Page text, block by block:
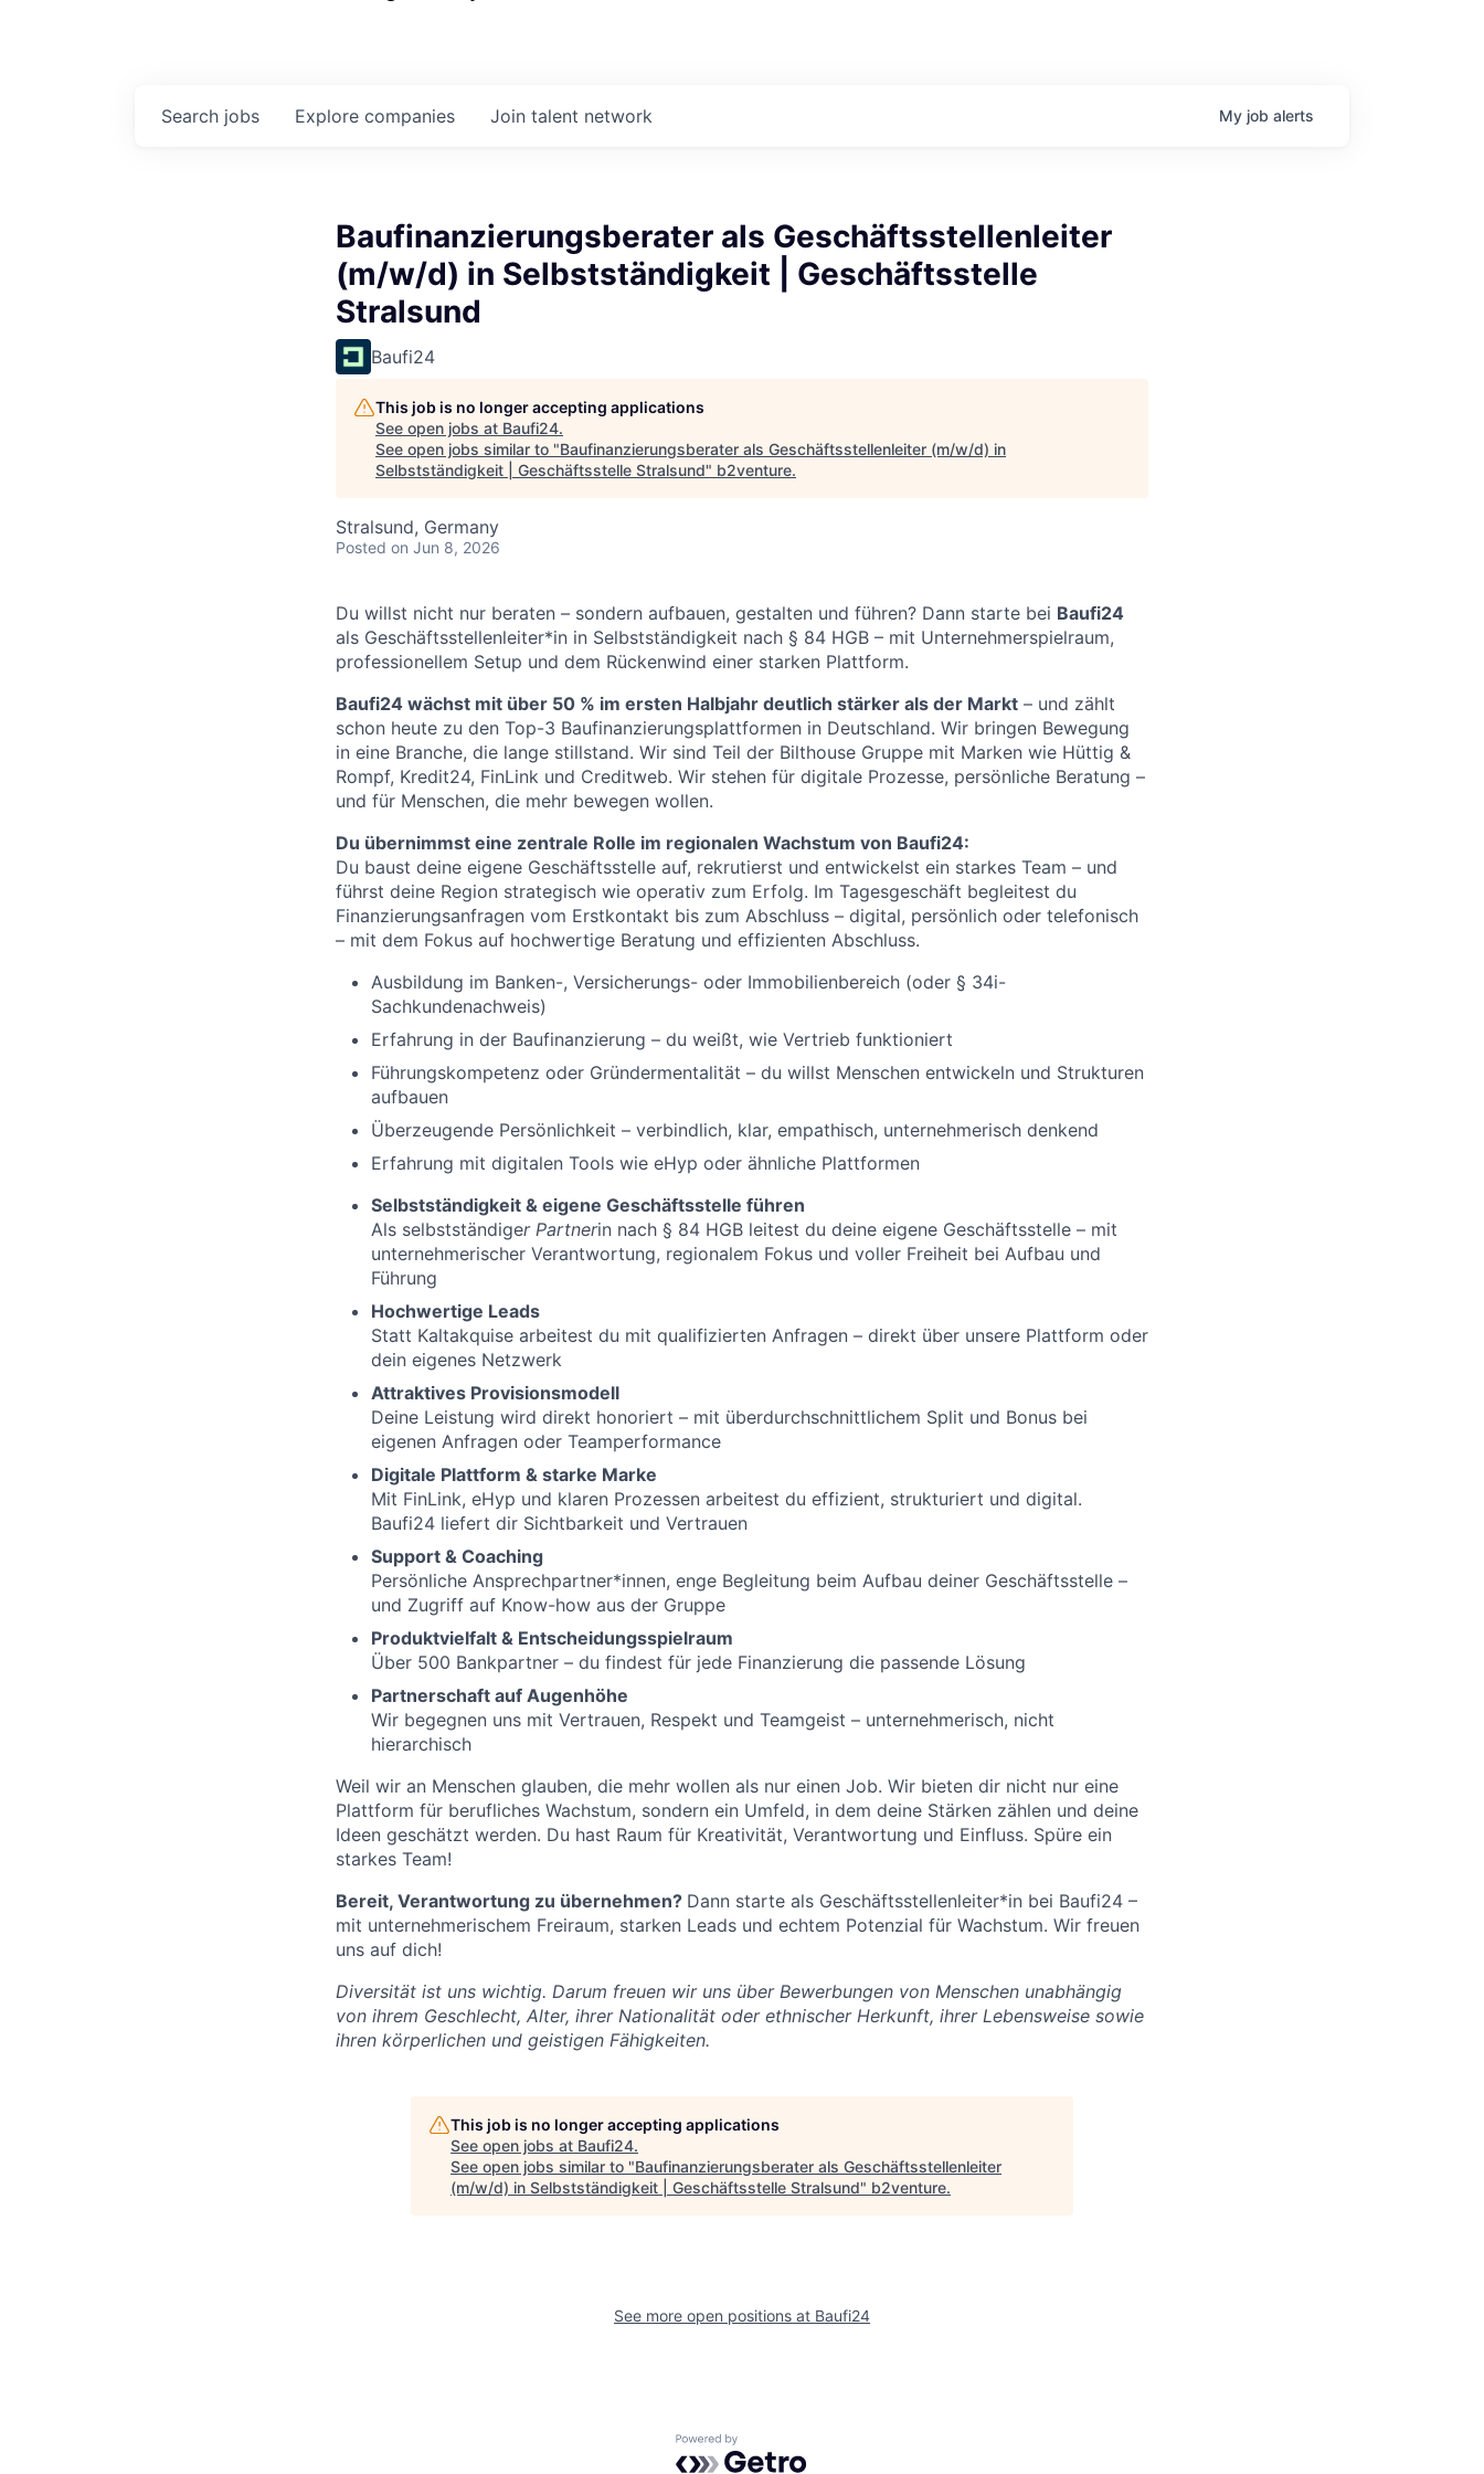
Search jobs Explore companies Join talent network My job alerts
Baufinanzierungsberater als Geschäftsstellenleiter
(m/w/d) in Selbstständigkeit | Geschäftsstelle
Stralsund
Baufi24
This job is no longer accepting applications
See open jobs at Baufi24.
See open jobs similar to "Baufinanzierungsberater als Geschäftsstellenleiter (m/w/d) in
Selbstständigkeit | Geschäftsstelle Stralsund" b2venture.
Stralsund, Germany
Posted on Jun 8, 2026
Du willst nicht nur beraten – sondern aufbauen, gestalten und führen? Dann starte bei Baufi24
als Geschäftsstellenleiter*in in Selbstständigkeit nach § 84 HGB – mit Unternehmerspielraum,
professionellem Setup und dem Rückenwind einer starken Plattform.
Baufi24 wächst mit über 50 % im ersten Halbjahr deutlich stärker als der Markt – und zählt
schon heute zu den Top-3 Baufinanzierungsplattformen in Deutschland. Wir bringen Bewegung
in eine Branche, die lange stillstand. Wir sind Teil der Bilthouse Gruppe mit Marken wie Hüttig &
Rompf, Kredit24, FinLink und Creditweb. Wir stehen für digitale Prozesse, persönliche Beratung –
und für Menschen, die mehr bewegen wollen.
Du übernimmst eine zentrale Rolle im regionalen Wachstum von Baufi24:
Du baust deine eigene Geschäftsstelle auf, rekrutierst und entwickelst ein starkes Team – und
führst deine Region strategisch wie operativ zum Erfolg. Im Tagesgeschäft begleitest du
Finanzierungsanfragen vom Erstkontakt bis zum Abschluss – digital, persönlich oder telefonisch
– mit dem Fokus auf hochwertige Beratung und effizienten Abschluss.
Ausbildung im Banken-, Versicherungs- oder Immobilienbereich (oder § 34i-
Sachkundenachweis)
Erfahrung in der Baufinanzierung – du weißt, wie Vertrieb funktioniert
Führungskompetenz oder Gründermentalität – du willst Menschen entwickeln und Strukturen
aufbauen
Überzeugende Persönlichkeit – verbindlich, klar, empathisch, unternehmerisch denkend
Erfahrung mit digitalen Tools wie eHyp oder ähnliche Plattformen
Selbstständigkeit & eigene Geschäftsstelle führen
Als selbstständiger Partnerin nach § 84 HGB leitest du deine eigene Geschäftsstelle – mit
unternehmerischer Verantwortung, regionalem Fokus und voller Freiheit bei Aufbau und
Führung
Hochwertige Leads
Statt Kaltakquise arbeitest du mit qualifizierten Anfragen – direkt über unsere Plattform oder
dein eigenes Netzwerk
Attraktives Provisionsmodell
Deine Leistung wird direkt honoriert – mit überdurchschnittlichem Split und Bonus bei
eigenen Anfragen oder Teamperformance
Digitale Plattform & starke Marke
Mit FinLink, eHyp und klaren Prozessen arbeitest du effizient, strukturiert und digital.
Baufi24 liefert dir Sichtbarkeit und Vertrauen
Support & Coaching
Persönliche Ansprechpartner*innen, enge Begleitung beim Aufbau deiner Geschäftsstelle –
und Zugriff auf Know-how aus der Gruppe
Produktvielfalt & Entscheidungsspielraum
Über 500 Bankpartner – du findest für jede Finanzierung die passende Lösung
Partnerschaft auf Augenhöhe
Wir begegnen uns mit Vertrauen, Respekt und Teamgeist – unternehmerisch, nicht
hierarchisch
Weil wir an Menschen glauben, die mehr wollen als nur einen Job. Wir bieten dir nicht nur eine
Plattform für berufliches Wachstum, sondern ein Umfeld, in dem deine Stärken zählen und deine
Ideen geschätzt werden. Du hast Raum für Kreativität, Verantwortung und Einfluss. Spüre ein
starkes Team!
Bereit, Verantwortung zu übernehmen? Dann starte als Geschäftsstellenleiter*in bei Baufi24 –
mit unternehmerischem Freiraum, starken Leads und echtem Potenzial für Wachstum. Wir freuen
uns auf dich!
Diversität ist uns wichtig. Darum freuen wir uns über Bewerbungen von Menschen unabhängig
von ihrem Geschlecht, Alter, ihrer Nationalität oder ethnischer Herkunft, ihrer Lebensweise sowie
ihren körperlichen und geistigen Fähigkeiten.
This job is no longer accepting applications
See open jobs at Baufi24.
See open jobs similar to "Baufinanzierungsberater als Geschäftsstellenleiter
(m/w/d) in Selbstständigkeit | Geschäftsstelle Stralsund" b2venture.
See more open positions at Baufi24
Powered by Getro.com